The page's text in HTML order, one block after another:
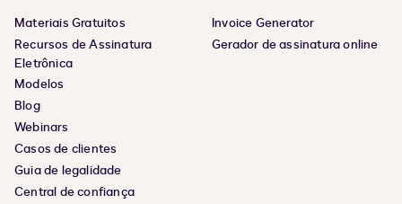
Materiais Gratuitos
Recursos de Assinatura
Eletrônica
Modelos
Blog
Webinars
Casos de clientes
Guia de legalidade
Central de confiança
Invoice Generator
Gerador de assinatura online